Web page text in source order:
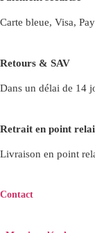
Carte bleue, Visa,
Retours & SAV
Dans un délai de 14
Retrait en point
Livraison en point
Contact